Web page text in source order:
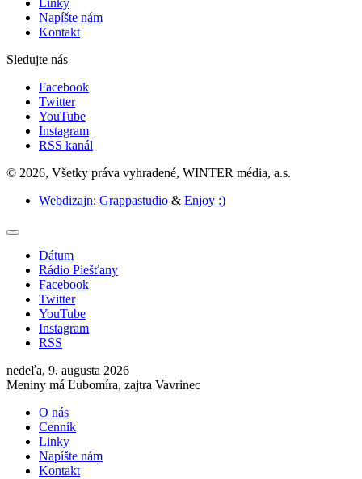
Linky
Napíšte nám
Kontakt
Sledujte nás
Facebook
Twitter
YouTube
Instagram
RSS kanál
© 2026, Všetky práva vyhradené, WINTER média, a.s.
Webdizajn: Grappastudio & Enjoy :)
Dátum
Rádio Piešťany
Facebook
Twitter
YouTube
Instagram
RSS
nedeľa, 9. augusta 2026
Meniny má Ľubomíra, zajtra Vavrinec
O nás
Cenník
Linky
Napíšte nám
Kontakt